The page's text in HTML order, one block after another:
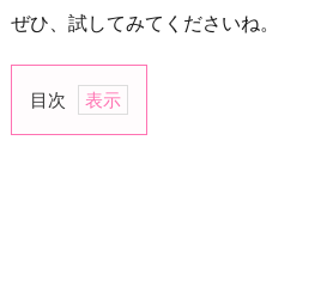
ぜひ、試してみてくださいね。
目次
1.